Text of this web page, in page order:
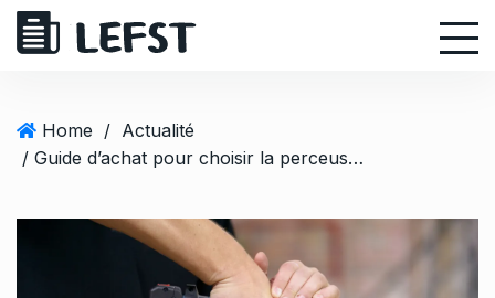
Home / Actualité
/ Guide d’achat pour choisir la perceuse parfaite